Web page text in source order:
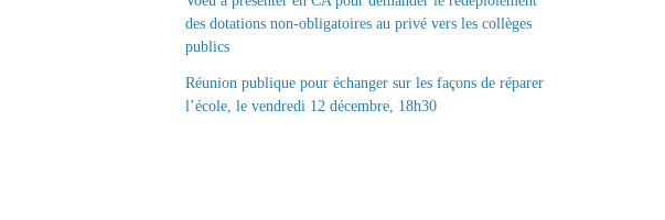
des dotations non-obligatoires au privé vers les collèges
publics
Réunion publique pour échanger sur les façons de réparer
l’école, le vendredi 12 décembre, 18h30